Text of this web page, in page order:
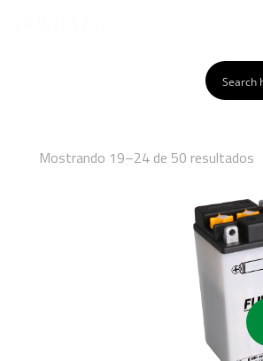
Mostrando 19–24 de 50 resultados